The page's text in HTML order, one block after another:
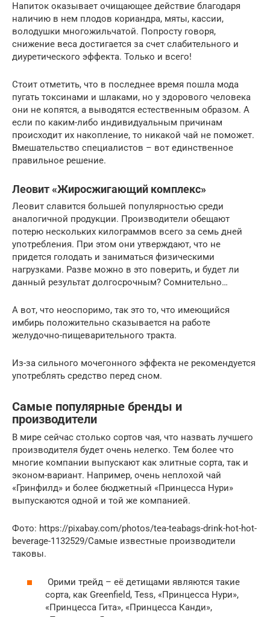
Напиток оказывает очищающее действие благодаря
наличию в нем плодов кориандра, мяты, кассии,
володушки многожильчатой. Попросту говоря,
снижение веса достигается за счет слабительного и
диуретического эффекта. Только и всего!
Стоит отметить, что в последнее время пошла мода
пугать токсинами и шлаками, но у здорового человека
они не копятся, а выводятся естественным образом. А
если по каким-либо индивидуальным причинам
происходит их накопление, то никакой чай не поможет.
Вмешательство специалистов – вот единственное
правильное решение.
Леовит «Жиросжигающий комплекс»
Леовит славится большей популярностью среди
аналогичной продукции. Производители обещают
потерю нескольких килограммов всего за семь дней
употребления. При этом они утверждают, что не
придется голодать и заниматься физическими
нагрузками. Разве можно в это поверить, и будет ли
данный результат долгосрочным? Сомнительно…
А вот, что неоспоримо, так это то, что имеющийся
имбирь положительно сказывается на работе
желудочно-пищеварительного тракта.
Из-за сильного мочегонного эффекта не рекомендуется
употреблять средство перед сном.
Самые популярные бренды и
производители
В мире сейчас столько сортов чая, что назвать лучшего
производителя будет очень нелегко. Тем более что
многие компании выпускают как элитные сорта, так и
эконом-вариант. Например, очень неплохой чай
«Гринфилд» и более бюджетный «Принцесса Нури»
выпускаются одной и той же компанией.
Фото: https://pixabay.com/photos/tea-teabags-drink-hot-hot-
beverage-1132529/Самые известные производители
таковы.
Орими трейд – её детищами являются такие
сорта, как Greenfield, Tess, «Принцесса Нури»,
«Принцесса Гита», «Принцесса Канди»,